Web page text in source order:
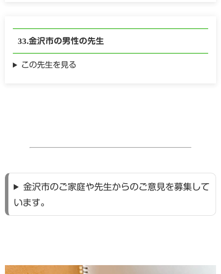
金沢市の男性の先生
この先生を見る
金沢市のご家庭や先生からのご意見を募集して
います。